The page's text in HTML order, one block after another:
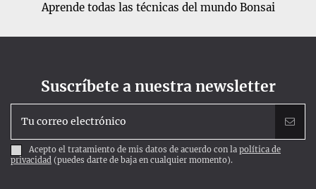
Aprende todas las técnicas del mundo Bonsai
Suscríbete a nuestra newsletter
Acepto el tratamiento de mis datos de acuerdo con la política de
privacidad (puedes darte de baja en cualquier momento).